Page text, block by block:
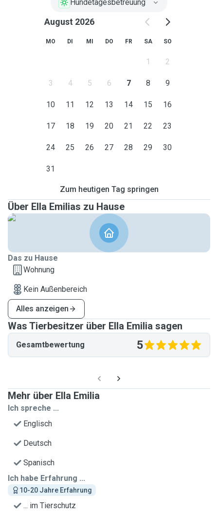
Hundetagesbetreuung
August 2026
MO DI MI DO FR SA SO
1 2
3 4 5 6 7 8 9
10 11 12 13 14 15 16
17 18 19 20 21 22 23
24 25 26 27 28 29 30
31
Zum heutigen Tag springen
Über Ella Emilias zu Hause
Das zu Hause
Wohnung
Kein Außenbereich
Alles anzeigen
Was Tierbesitzer über Ella Emilia sagen
Gesamtbewertung 5
Mehr über Ella Emilia
Ich spreche ...
Englisch
Deutsch
Spanisch
Ich habe Erfahrung ...
10-20 Jahre Erfahrung
... im Tierschutz